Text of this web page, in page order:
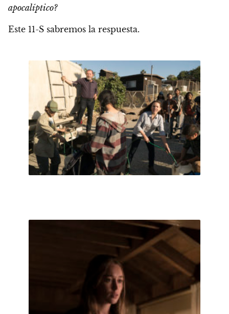
apocalíptico?
Este 11-S sabremos la respuesta.